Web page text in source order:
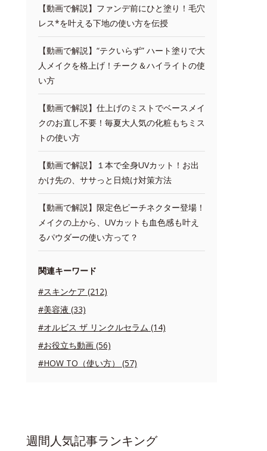
【動画で解説】ファンデ前にひと塗り！毛穴
レス*を叶える下地の使い方を伝授
【動画で解説】“テクいらず” ハート塗りで大
人メイクを格上げ！チーク＆ハイライトの使
い方
【動画で解説】仕上げのミストでベースメイ
クのお直し不要！毎夏大人気の化粧もちミス
トの使い方
【動画で解説】１本で全身UVカット！お出
かけ先の、ササっと日焼け対策方法
【動画で解説】限定色ピーチネクター登場！
メイクの上から、UVカットも血色感も叶え
るパウダーの使い方って？
関連キーワード
#スキンケア (212)
#美容液 (33)
#オルビス ザ リンクルセラム (14)
#お役立ち動画 (56)
#HOW TO（使い方） (57)
週間人気記事ランキング